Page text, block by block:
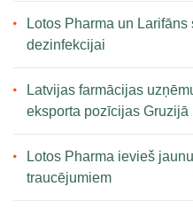
Lotos Pharma un
dezinfekcijai
Latvijas farmācijas
eksporta pozīcijas Gruzijā
Lotos Pharma ievieš
traucējumiem